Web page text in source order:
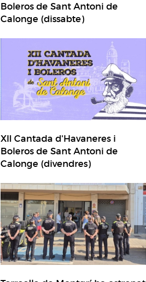
Boleros de Sant Antoni de
Calonge (dissabte)
XII Cantada d'Havaneres i
Boleros de Sant Antoni de
Calonge (divendres)